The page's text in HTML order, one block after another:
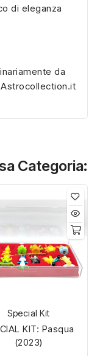
di eleganza
da
Categoria:
Special Kit
KIT: Pasqua
(2023)